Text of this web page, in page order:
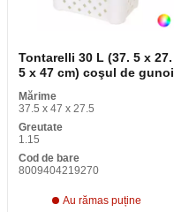
Tontarelli 30 L (37. 5 x 27.
5 x 47 cm) coşul de gunoi
Mărime
37.5 x 47 x 27.5
Greutate
1.15
Cod de bare
8009404219270
Au rămas puține